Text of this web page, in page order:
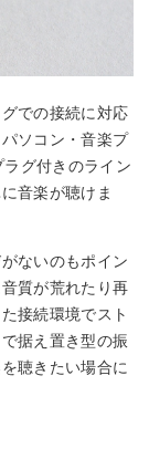
での接続に対応
ソコン・音楽プ
グ付きのライン
音楽が聴けま
ないのもポイン
質が荒れたり再
接続環境でスト
据え置き型の振
聴きたい場合に